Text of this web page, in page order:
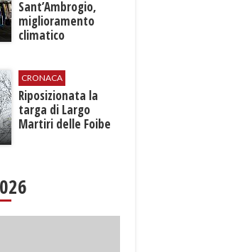
Sant’Ambrogio,
miglioramento
climatico
CRONACA
Riposizionata la
targa di Largo
Martiri delle Foibe